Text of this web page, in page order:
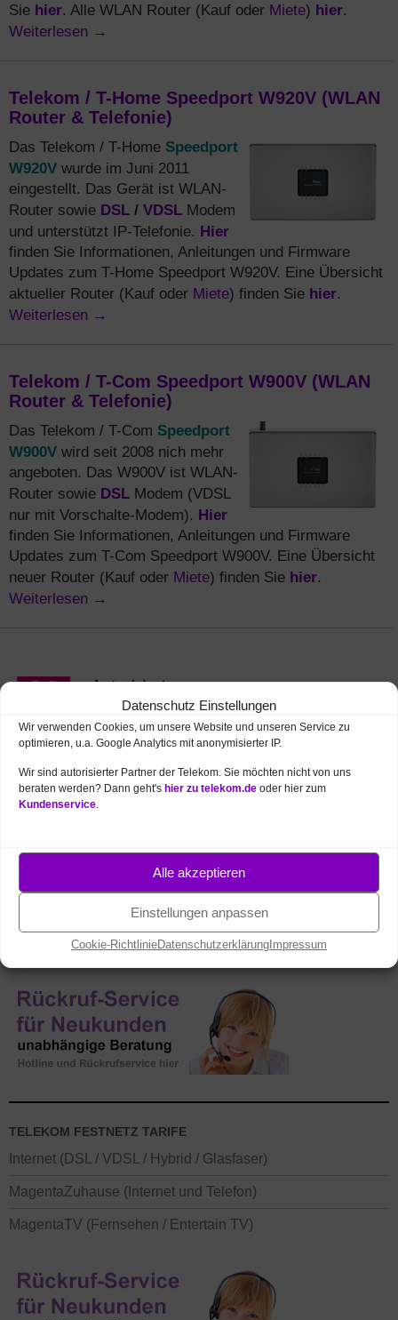
Datenschutz Einstellungen
Wir verwenden Cookies, um unsere Website und unseren Service zu
optimieren, u.a. Google Analytics mit anonymisierter IP.
Wir sind autorisierter Partner der Telekom. Sie möchten nicht von uns
beraten werden? Dann geht's hier zu telekom.de oder hier zum
Kundenservice.
Alle akzeptieren
Einstellungen anpassen
Cookie-RichtlinieDatenschutzerklärung Impressum
Sie hier. Alle WLAN Router (Kauf oder Miete) hier.
Weiterlesen →
Telekom / T-Home Speedport W920V (WLAN
Router & Telefonie)
Das Telekom / T-Home Speedport
W920V wurde im Juni 2011
eingestellt. Das Gerät ist WLAN-
Router sowie DSL / VDSL Modem
und unterstützt IP-Telefonie. Hier
finden Sie Informationen, Anleitungen und Firmware
Updates zum T-Home Speedport W920V. Eine Übersicht
aktueller Router (Kauf oder Miete) finden Sie hier.
Weiterlesen →
Telekom / T-Com Speedport W900V (WLAN
Router & Telefonie)
Das Telekom / T-Com Speedport
W900V wird seit 2008 nich mehr
angeboten. Das W900V ist WLAN-
Router sowie DSL Modem (VDSL
nur mit Vorschalte-Modem). Hier
finden Sie Informationen, Anleitungen und Firmware
Updates zum T-Com Speedport W900V. Eine Übersicht
neuer Router (Kauf oder Miete) finden Sie hier.
Weiterlesen →
MagentaTV – beste Unterhaltung
FritzBox ab 1 € – 7690, 7530, 5690, 5530
DSL ohne Laufzeit bei congstar
TELEKOM FESTNETZ TARIFE
Internet (DSL / VDSL / Hybrid / Glasfaser)
MagentaZuhause (Internet und Telefon)
MagentaTV (Fernsehen / Entertain TV)